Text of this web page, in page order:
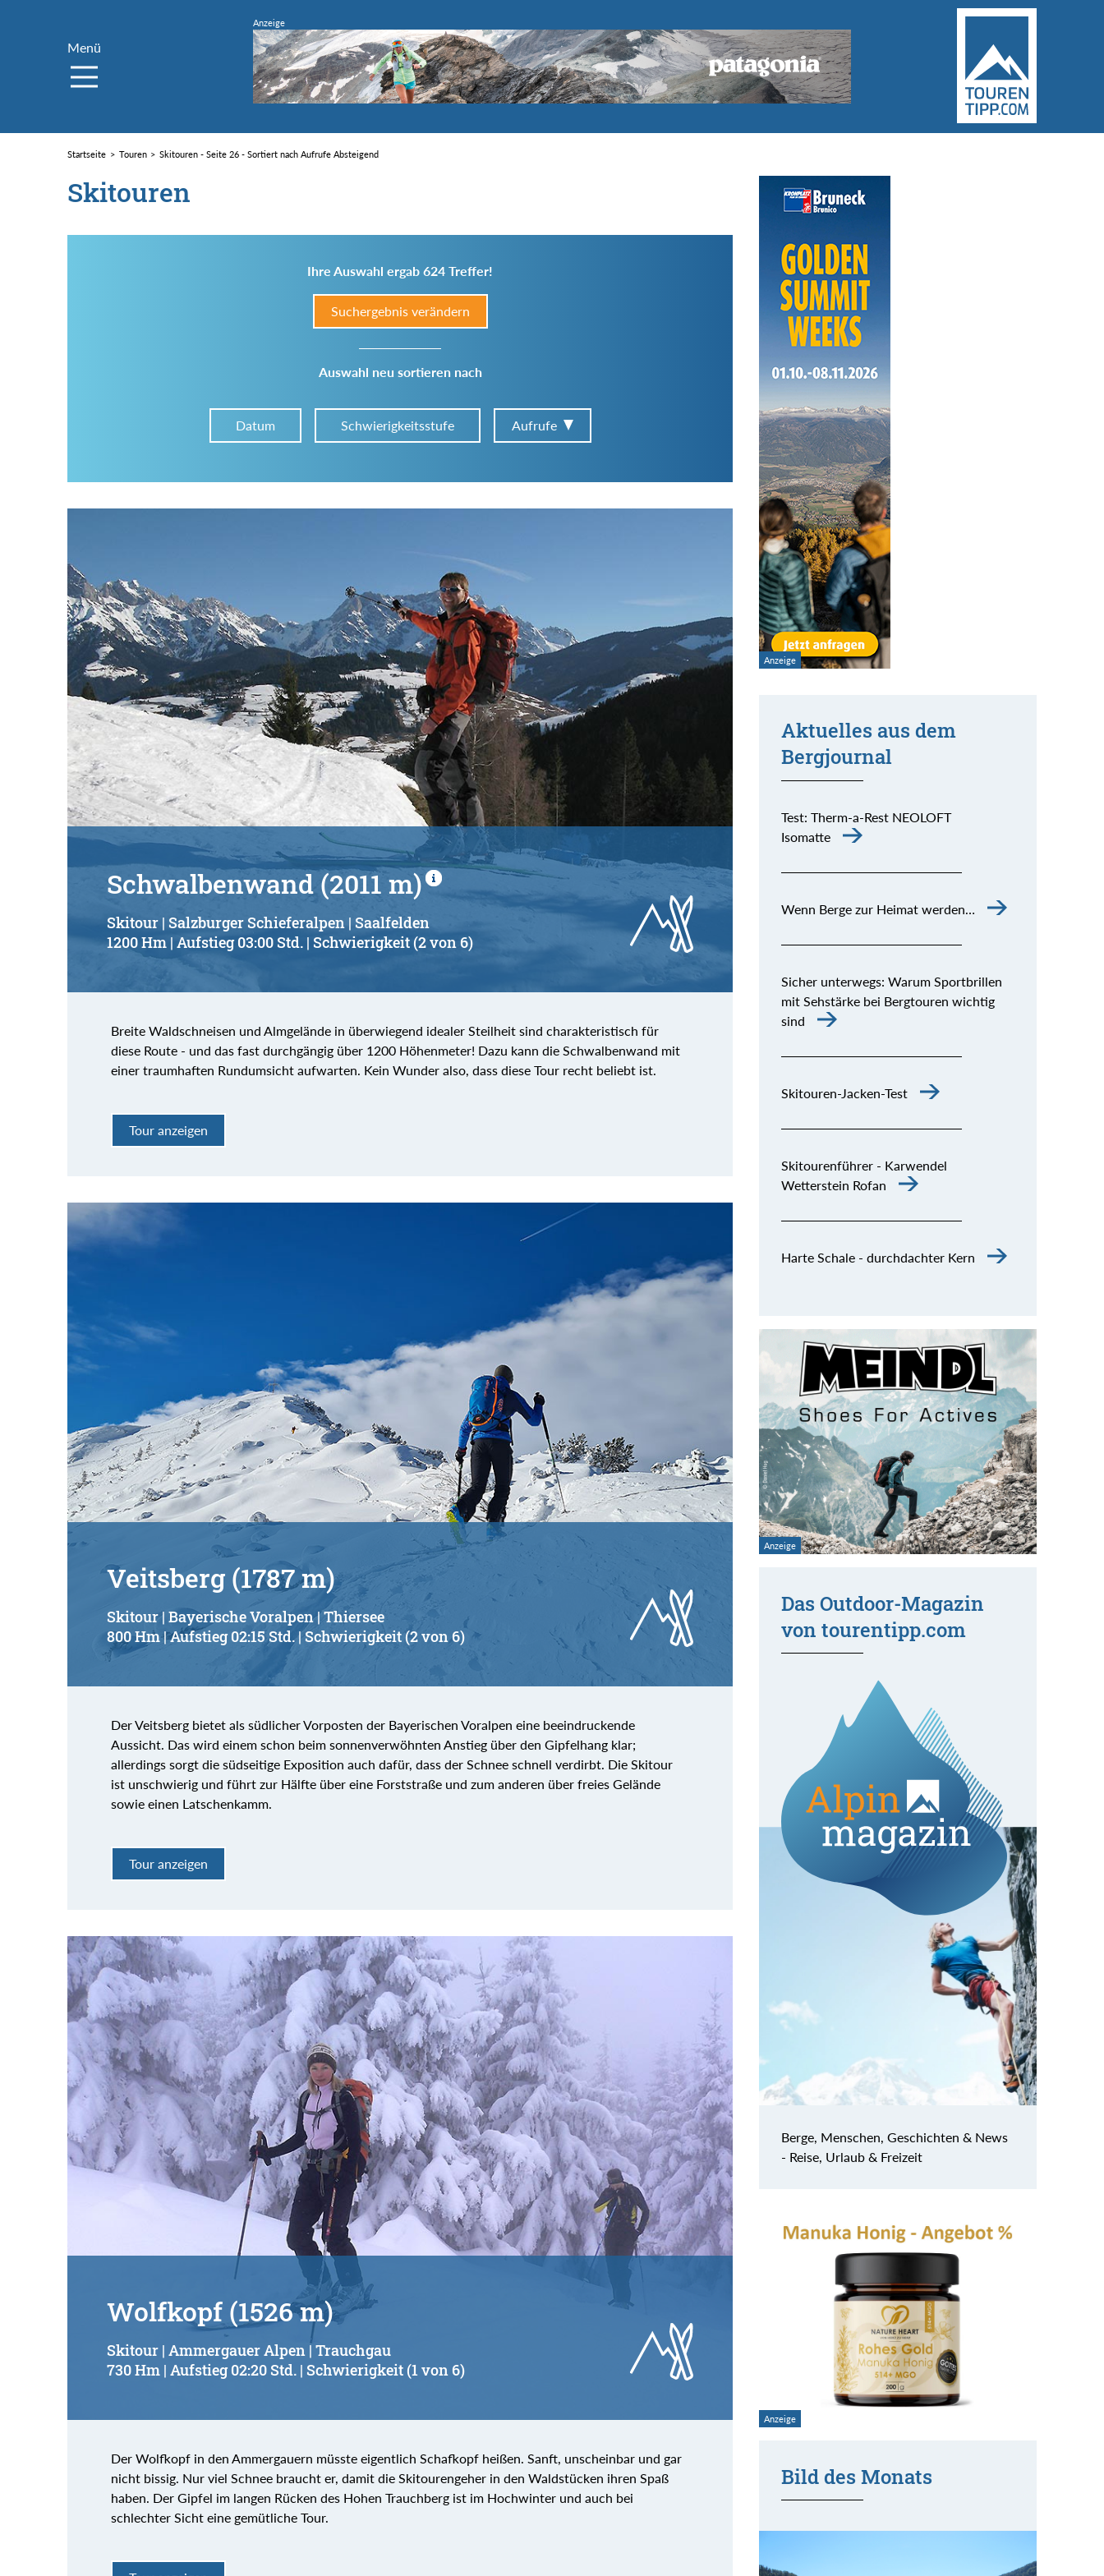
Menü
Startseite Touren Skitouren - Seite 26 - Sortiert nach Aufrufe Absteigend
Skitouren
Ihre Auswahl ergab 624 Treffer!
Suchergebnis verändern
Auswahl neu sortieren nach
Datum Schwierigkeitsstufe Aufrufe
Land:
Region:
Gebirge:
Art der Tour:
Schwierigkeitsgrad:
von
Kondition (Tourdauer):
von
Suchbegriff:
Schwalbenwand (2011 m)
Skitour | Salzburger Schieferalpen | Saalfelden
1200 Hm | Aufstieg 03:00 Std. | Schwierigkeit (2 von 6)
Breite Waldschneisen und Almgelände in überwiegend idealer Steilheit sind charakteristisch für
diese Route - und das fast durchgängig über 1200 Höhenmeter! Dazu kann die Schwalbenwand mit
einer traumhaften Rundumsicht aufwarten. Kein Wunder also, dass diese Tour recht beliebt ist.
Tour anzeigen
Veitsberg (1787 m)
Skitour | Bayerische Voralpen | Thiersee
800 Hm | Aufstieg 02:15 Std. | Schwierigkeit (2 von 6)
Der Veitsberg bietet als südlicher Vorposten der Bayerischen Voralpen eine beeindruckende
Aussicht. Das wird einem schon beim sonnenverwöhnten Anstieg über den Gipfelhang klar;
allerdings sorgt die südseitige Exposition auch dafür, dass der Schnee schnell verdirbt. Die Skitour
ist unschwierig und führt zur Hälfte über eine Forststraße und zum anderen über freies Gelände
sowie einen Latschenkamm.
Tour anzeigen
Wolfkopf (1526 m)
Skitour | Ammergauer Alpen | Trauchgau
730 Hm | Aufstieg 02:20 Std. | Schwierigkeit (1 von 6)
Der Wolfkopf in den Ammergauern müsste eigentlich Schafkopf heißen. Sanft, unscheinbar und gar
nicht bissig. Nur viel Schnee braucht er, damit die Skitourengeher in den Waldstücken ihren Spaß
haben. Der Gipfel im langen Rücken des Hohen Trauchberg ist im Hochwinter und auch bei
schlechter Sicht eine gemütliche Tour.
Aktuelles aus dem
Bergjournal
Test: Therm-a-Rest NEOLOFT
Isomatte
Wenn Berge zur Heimat werden…
Sicher unterwegs: Warum Sportbrillen
mit Sehstärke bei Bergtouren wichtig
sind
Skitouren-Jacken-Test
Skitourenführer - Karwendel
Wetterstein Rofan
Harte Schale - durchdachter Kern
Das Outdoor-Magazin
von tourentipp.com
Berge, Menschen, Geschichten & News
- Reise, Urlaub & Freizeit
Bild des Monats